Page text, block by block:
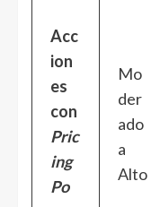
Acc
ion
es
con
Pric
ing
Po
Mo
der
ado
a
Alto